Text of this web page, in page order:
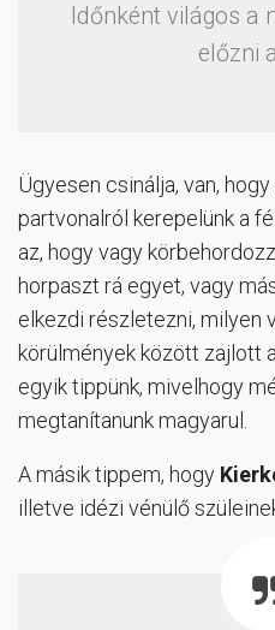
Időnként világos a
előzni
Ügyesen csinálja, van,
partvonalról kerepelünk a
az, hogy vagy
horpaszt rá egyet, vagy
elkezdi részletezni, milyen
körülmények között zajlott
egyik tippünk, mivelhogy
megtanítanunk magyarul.
A másik tippem, hogy
illetve idézi vénülő